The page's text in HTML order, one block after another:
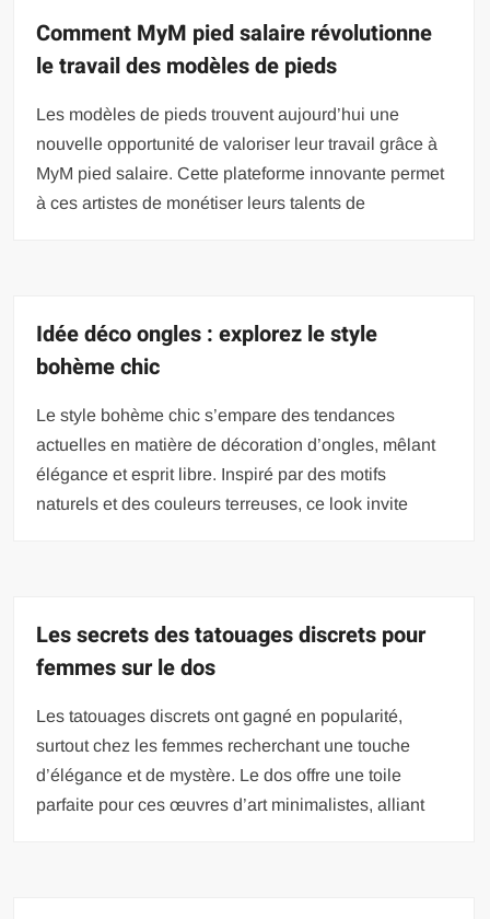
Comment MyM pied salaire révolutionne
le travail des modèles de pieds
Les modèles de pieds trouvent aujourd’hui une
nouvelle opportunité de valoriser leur travail grâce à
MyM pied salaire. Cette plateforme innovante permet
à ces artistes de monétiser leurs talents de
Idée déco ongles : explorez le style
bohème chic
Le style bohème chic s’empare des tendances
actuelles en matière de décoration d’ongles, mêlant
élégance et esprit libre. Inspiré par des motifs
naturels et des couleurs terreuses, ce look invite
Les secrets des tatouages discrets pour
femmes sur le dos
Les tatouages discrets ont gagné en popularité,
surtout chez les femmes recherchant une touche
d’élégance et de mystère. Le dos offre une toile
parfaite pour ces œuvres d’art minimalistes, alliant